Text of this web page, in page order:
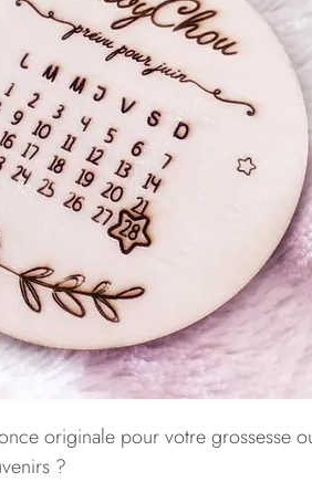
originale pour votre grossesse
?